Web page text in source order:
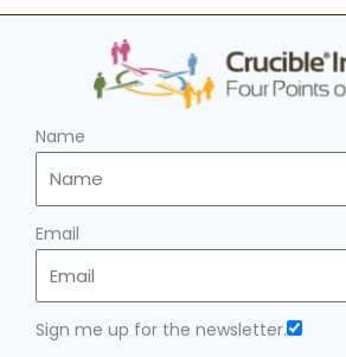
Name
Email
Sign me up for the newsletter.